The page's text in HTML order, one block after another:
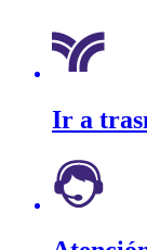
Ir a